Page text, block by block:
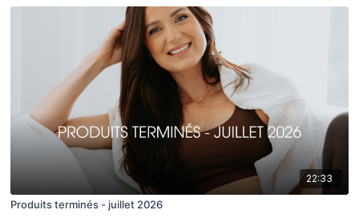
22:33
Produits terminés - juillet 2026